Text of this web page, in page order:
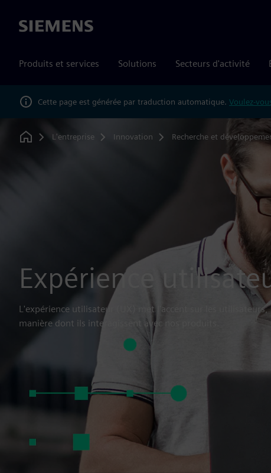
Siemens
Produits et services Solutions Secteurs d'activité
Cette page est générée par traduction automatique. Voulez-
Home
L'entreprise Innovation Recherche et
Expérience
L'expérience utilisateur (UX) met l'accent sur les
manière dont ils interagissent avec nos produits.